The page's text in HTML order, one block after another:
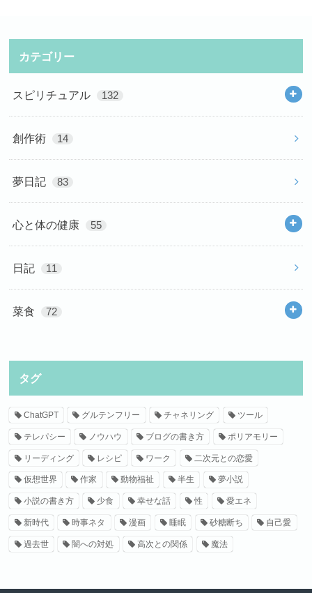
カテゴリー
スピリチュアル 132
創作術 14
夢日記 83
心と体の健康 55
日記 11
菜食 72
タグ
ChatGPT グルテンフリー チャネリング ツール
テレパシー ノウハウ ブログの書き方 ポリアモリー
リーディング レシピ ワーク 二次元との恋愛
仮想世界 作家 動物福祉 半生 夢小説
小説の書き方 少食 幸せな話 性 愛エネ
新時代 時事ネタ 漫画 睡眠 砂糖断ち 自己愛
過去世 闇への対処 高次との関係 魔法